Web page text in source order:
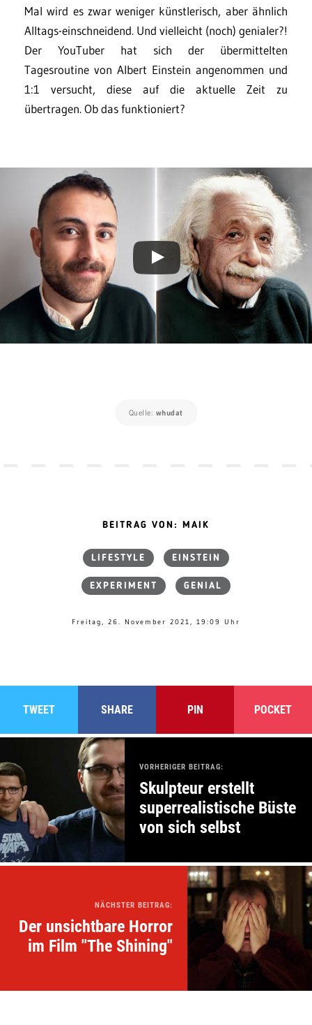
Mal wird es zwar weniger künstlerisch, aber ähnlich
Alltags-einschneidend. Und vielleicht (noch) genialer?!
Der YouTuber hat sich der übermittelten
Tagesroutine von Albert Einstein angenommen und
1:1 versucht, diese auf die aktuelle Zeit zu
übertragen. Ob das funktioniert?
Quelle: whudat
BEITRAG VON: MAIK
LIFESTYLE EINSTEIN
EXPERIMENT GENIAL
Freitag, 26. November 2021, 19:09 Uhr
TWEET SHARE PIN POCKET
VORHERIGER BEITRAG:
Skulpteur erstellt
superrealistische Büste
von sich selbst
NÄCHSTER BEITRAG:
Der unsichtbare Horror
im Film "The Shining"